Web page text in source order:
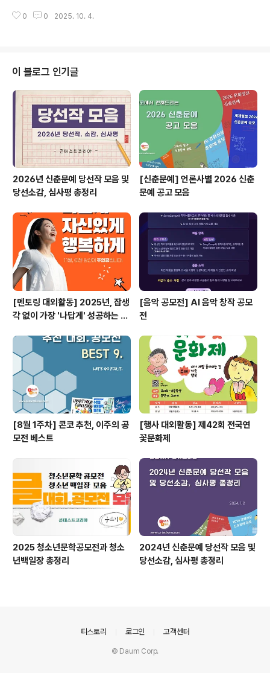
(2명) 각 50만원장려상(3명) 각 20만원 ◎ 문 의운..
만금환경생태단지 관련 사진- 새만금환경생태단지에서 촬
JlyI9F_glZX2zOKvIKuiT3q-oVU ◎ 접수기간2025.
9.15.(월)~10.10.(금) ◎ 작품분량직접 촬영한 사진 1장
및 5행 이내의 시*2025년도 촬영본만 가능/촬영기기 제
한 없음*새만금환경생태단지 내용 및 사진 가산점 부여*
사진: jpg 또는 png/해상도 1,000Pixel..
0 0 2025. 10. 4.
이 블로그 인기글
2026년 신춘문예 당선작 모음 및
당선소감, 심사평 총정리
[신춘문예] 언론사별 2026 신춘
문예 공고 모음
[멘토링 대외활동] 2025년, 잡생
각 없이 가장 '나답게' 성공하는 법
[음악 공모전] AI 음악 창작 공모
전
[8월 1주차] 콘코 추천, 이주의 공
모전 베스트
[행사 대외활동] 제42회 전국연
꽃문화제
2025 청소년문학공모전과 청소
년백일장 총정리
2024년 신춘문예 당선작 모음 및
당선소감, 심사평 총정리
티스토리 로그인 고객센터
© Daum Corp.